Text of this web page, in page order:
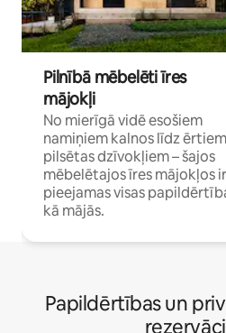
Pilnībā mēbelēti īres
mājokļi
No mierīgā vidē esošiem
namiņiem kalnos līdz ērtiem
pilsētas dzīvokļiem – šajos
mēbelētajos īres mājokļos ir
pieejamas visas
kā mājās.
Papildērtības un